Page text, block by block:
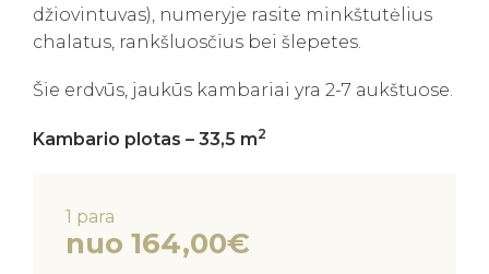
džiovintuvas), numeryje rasite minkštutėlius
chalatus, rankšluosčius bei šlepetes.
Šie erdvūs, jaukūs kambariai yra 2-7 aukštuose.
Kambario plotas – 33,5 m2
1 para
nuo 164,00€